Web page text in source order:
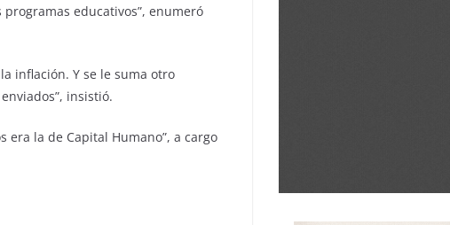
educativos”, enumeró
inflación. Y se le suma otro
insistió.
la de Capital Humano”, a cargo